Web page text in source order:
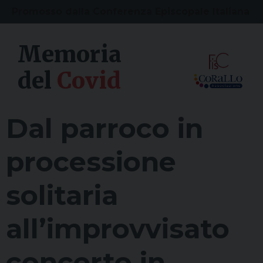
Home
Il progetto
Cerca
Temi
Bambini, ragazzi e giovani
Famiglie
to
content
Memoria
del Covid
Dal parroco in
processione
solitaria
all’improvvisato